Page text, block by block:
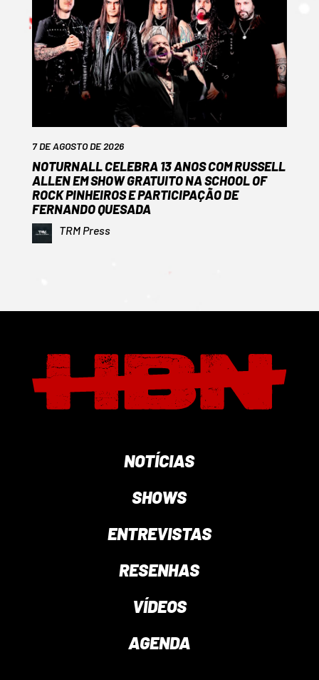
7 DE AGOSTO DE 2026
NOTURNALL CELEBRA 13 ANOS COM RUSSELL
ALLEN EM SHOW GRATUITO NA SCHOOL OF
ROCK PINHEIROS E PARTICIPAÇÃO DE
FERNANDO QUESADA
TRM Press
NOTÍCIAS
SHOWS
ENTREVISTAS
RESENHAS
VÍDEOS
AGENDA